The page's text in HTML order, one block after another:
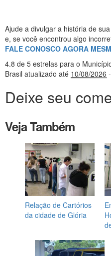
Ajude a divulgar a história de
e, se você encontrou algo
FALE CONOSCO AGORA
4.8 de 5 estrelas para o
Brasil atualizado até 10/08/2026
Deixe seu
Veja Também
Relação de Cartórios
da cidade de Glória